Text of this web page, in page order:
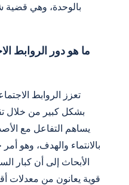
بالوحدة، وهي قضية
ما هو دور الروابط
تعزز الروابط
بشكل كبير من خلال
يساهم التفاعل مع
بالانتماء والهدف، وهو
الأبحاث إلى أن كبار
قوية يعانون من معدلات